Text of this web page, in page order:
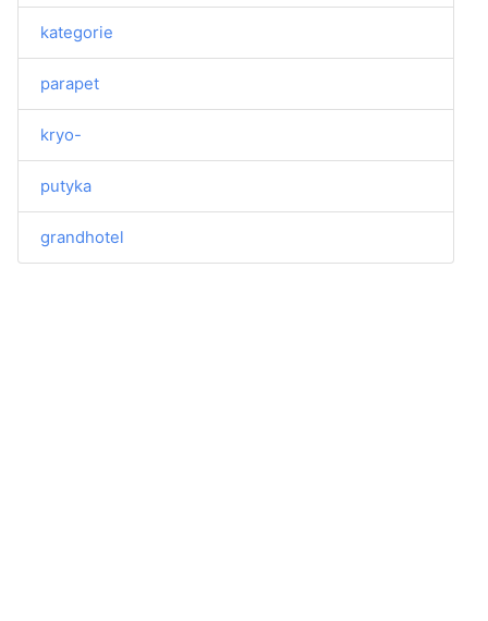
kategorie
parapet
kryo-
putyka
grandhotel